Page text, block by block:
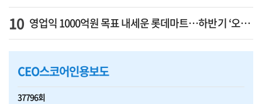
영업익 1000억원 목표 내세운 롯데마트…하반기 ‘오카도’ 시험대
CEO스코어인용보도
37796회